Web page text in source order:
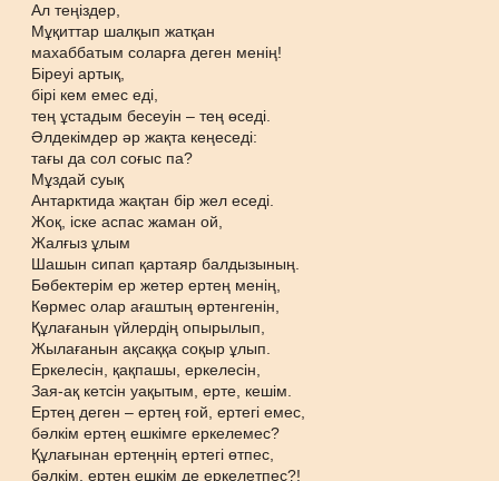
Ал теңіздер,
Мұқиттар шалқып жатқан
махаббатым соларға деген менің!
Біреуі артық,
бірі кем емес еді,
тең ұстадым бесеуін – тең өседі.
Әлдекімдер әр жақта кеңеседі:
тағы да сол соғыс па?
Мұздай суық
Антарктида жақтан бір жел еседі.
Жоқ, іске аспас жаман ой,
Жалғыз ұлым
Шашын сипап қартаяр балдызының.
Бөбектерім ер жетер ертең менің,
Көрмес олар ағаштың өртенгенін,
Құлағанын үйлердің опырылып,
Жылағанын ақсаққа соқыр ұлып.
Еркелесін, қақпашы, еркелесін,
Зая-ақ кетсін уақытым, ерте, кешім.
Ертең деген – ертең ғой, ертегі емес,
бәлкім ертең ешкімге еркелемес?
Құлағынан ертеңнің ертегі өтпес,
бәлкім, ертең ешкім де еркелетпес?!